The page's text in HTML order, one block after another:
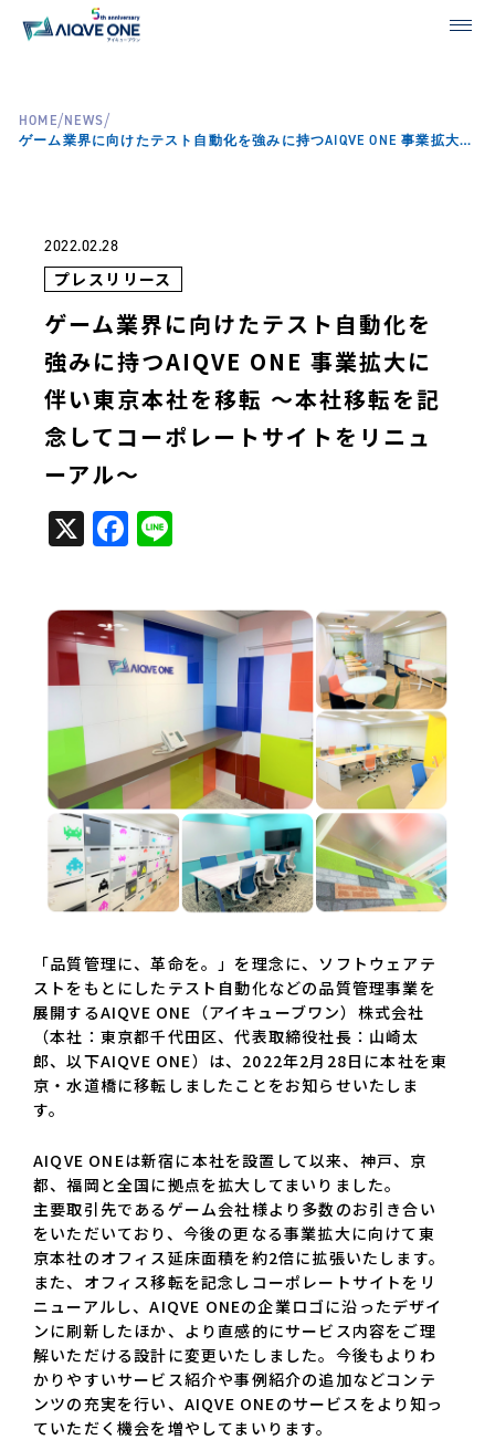
HOME/NEWS/
ゲーム業界に向けたテスト自動化を強みに持つAIQVE ONE 事業拡大に伴い東京本社を移転 ～本社移転を記念してコーポレートサイトをリニューアル～
2022.02.28
プレスリリース
ゲーム業界に向けたテスト自動化を
強みに持つAIQVE ONE 事業拡大に
伴い東京本社を移転 ～本社移転を記
念してコーポレートサイトをリニュ
ーアル～
X Facebook
「品質管理に、革命を。」を理念に、ソフトウェアテ
ストをもとにしたテスト自動化などの品質管理事業を
展開するAIQVE ONE（アイキューブワン）株式会社
（本社：東京都千代田区、代表取締役社長：山崎太
郎、以下AIQVE ONE）は、2022年2月28日に本社を東
京・水道橋に移転しましたことをお知らせいたしま
す。
AIQVE ONEは新宿に本社を設置して以来、神戸、京
都、福岡と全国に拠点を拡大してまいりました。
主要取引先であるゲーム会社様より多数のお引き合い
をいただいており、今後の更なる事業拡大に向けて東
京本社のオフィス延床面積を約2倍に拡張いたします。
また、オフィス移転を記念しコーポレートサイトをリ
ニューアルし、AIQVE ONEの企業ロゴに沿ったデザイ
ンに刷新したほか、より直感的にサービス内容をご理
解いただける設計に変更いたしました。今後もよりわ
かりやすいサービス紹介や事例紹介の追加などコンテ
ンツの充実を行い、AIQVE ONEのサービスをより知っ
ていただく機会を増やしてまいります。